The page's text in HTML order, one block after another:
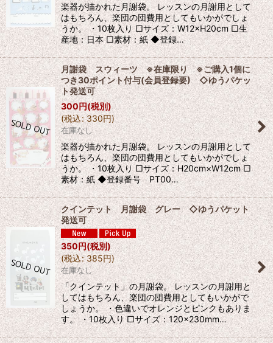
楽器が描かれた月謝袋。 レッスンの月謝用として
はもちろん、楽団の団費用としてもいかがでしょ
うか。 ・10枚入り □サイズ：W12×H20cm □生
産地：日本 □素材：紙 ◆登録…
月謝袋 スウィーツ ※在庫限り ※ご購入1個に
つき30ポイント付与(会員登録要) ◇ゆうパケッ
ト発送可
300円(税別)
(税込: 330円)
在庫なし
楽器が描かれた月謝袋。 レッスンの月謝用として
はもちろん、楽団の団費用としてもいかがでしょ
うか。 ・10枚入り □サイズ：H20cm×W12cm □
素材：紙 ◆登録番号 PT00…
クインテット 月謝袋 グレー ◇ゆうパケット
発送可
350円(税別)
(税込: 385円)
在庫なし
「クインテット」の月謝袋。 レッスンの月謝用と
してはもちろん、楽団の団費用としてもいかがで
しょうか。 ・色違いでオレンジとピンクもありま
す。 ・10枚入り □サイズ：120×230mm…